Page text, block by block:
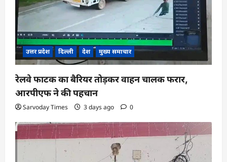
o
n
उत्तर प्रदेश दिल्ली देश मुख्य समाचार
रेलवे फाटक का बैरियर तोड़कर वाहन चालक फरार,
आरपीएफ ने की पहचान
Sarvoday Times 3 days ago 0